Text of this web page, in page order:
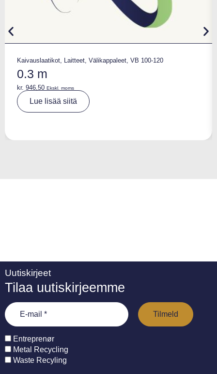
Kaivauslaatikot, Laitteet, Välikappaleet, VB 100-120
0.3 m
kr. 946,50 Ekskl. moms
Lue lisää siitä
Uutiskirjeet
Tilaa uutiskirjeemme
Entreprenør
Metal Recycling
Waste Recyling